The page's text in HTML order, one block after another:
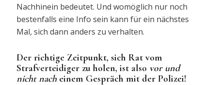
Nachhinein bedeutet. Und womöglich nur noch
bestenfalls eine Info sein kann für ein nächstes
Mal, sich dann anders zu verhalten.
Der richtige Zeitpunkt, sich Rat vom
Strafverteidiger zu holen, ist also vor und
nicht nach einem Gespräch mit der Polizei!